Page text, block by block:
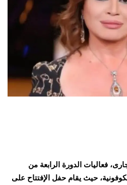
نوفمبر الجارى، فعاليات الدورة الرابعة من
حيث يقام حفل الإفتتاح على